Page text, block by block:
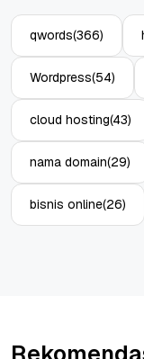
qwords(366)
Wordpress(54)
cloud hosting(43)
nama domain(29)
bisnis online(26)